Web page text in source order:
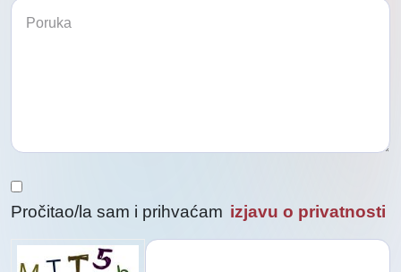
Pročitao/la sam i prihvaćam izjavu o privatnosti